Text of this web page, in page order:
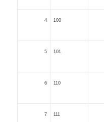
4 100
5 101
6 110
7 111